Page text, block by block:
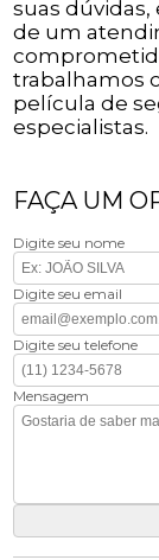
suas dúvidas,
de um
trabalhamos
película de
especialistas.
FAÇA UM
Digite seu nome
Digite seu email
Digite seu telefone
Mensagem